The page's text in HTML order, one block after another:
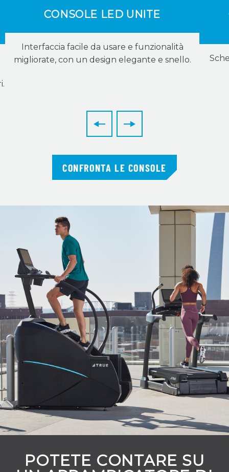
CONSOLE LED UNITE
Interfaccia facile da usare e funzionalità
migliorate, con un design elegante e snello.
CONFRONTA LE CONSOLE
POTETE CONTARE SU